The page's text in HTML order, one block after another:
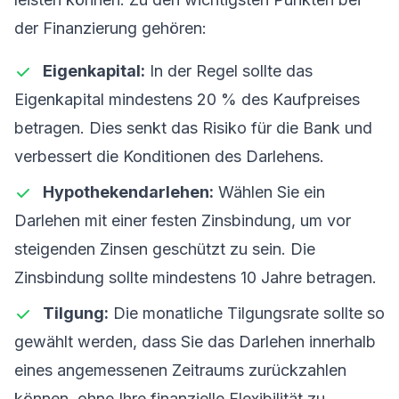
der Finanzierung gehören:
Eigenkapital: In der Regel sollte das
Eigenkapital mindestens 20 % des Kaufpreises
betragen. Dies senkt das Risiko für die Bank und
verbessert die Konditionen des Darlehens.
Hypothekendarlehen: Wählen Sie ein
Darlehen mit einer festen Zinsbindung, um vor
steigenden Zinsen geschützt zu sein. Die
Zinsbindung sollte mindestens 10 Jahre betragen.
Tilgung: Die monatliche Tilgungsrate sollte so
gewählt werden, dass Sie das Darlehen innerhalb
eines angemessenen Zeitraums zurückzahlen